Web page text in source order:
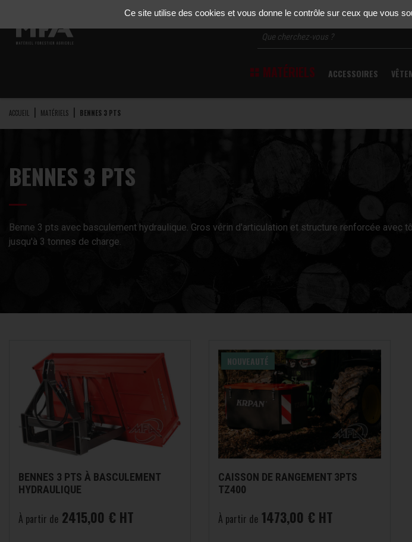
Actualités Entreprise Nos
MATÉRIELS ACCESSOIRES
ACCUEIL MATÉRIELS BENNES 3 PTS
BENNES 3 PTS
Benne 3 pts avec basculement hydraulique. Gros vérin d'articulation et structure renforcée avec
jusqu'à 3 tonnes de charge.
BENNES 3 PTS À BASCULEMENT
HYDRAULIQUE
À partir de 2415,00 € HT
NOUVEAUTÉ
CAISSON DE RANGEMENT 3PTS
TZ400
À partir de 1473,00 € HT
Ce site utilise des cookies et vous donne le contrôle sur ceux que vous